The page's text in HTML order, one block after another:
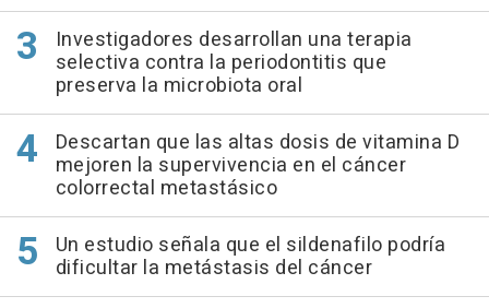
Investigadores desarrollan una terapia
selectiva contra la periodontitis que
preserva la microbiota oral
Descartan que las altas dosis de vitamina D
mejoren la supervivencia en el cáncer
colorrectal metastásico
Un estudio señala que el sildenafilo podría
dificultar la metástasis del cáncer